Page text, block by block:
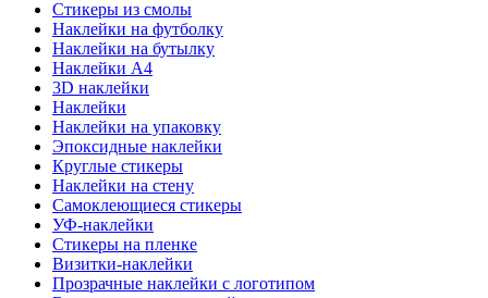
Стикеры из смолы
Наклейки на футболку
Наклейки на бутылку
Наклейки А4
3D наклейки
Наклейки
Наклейки на упаковку
Эпоксидные наклейки
Круглые стикеры
Наклейки на стену
Самоклеющиеся стикеры
УФ-наклейки
Стикеры на пленке
Визитки-наклейки
Прозрачные наклейки с логотипом